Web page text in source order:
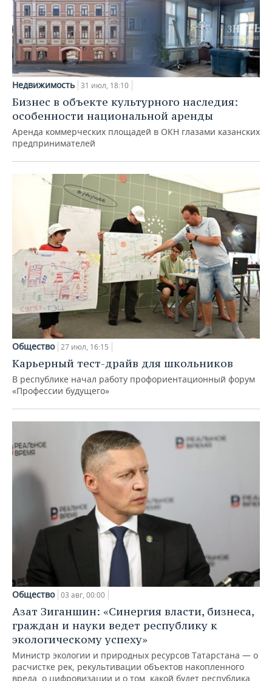
Недвижимость 31 июл, 18:10
Бизнес в объекте культурного наследия:
особенности национальной аренды
Аренда коммерческих площадей в ОКН глазами казанских
предпринимателей
Общество 27 июл, 16:15
Карьерный тест-драйв для школьников
В республике начал работу профориентационный форум
«Профессии будущего»
Общество 03 авг, 00:00
Азат Зиганшин: «Синергия власти, бизнеса,
граждан и науки ведет республику к
экологическому успеху»
Министр экологии и природных ресурсов Татарстана — о
расчистке рек, рекультивации объектов накопленного
вреда, о цифровизации и о том, какой будет республика